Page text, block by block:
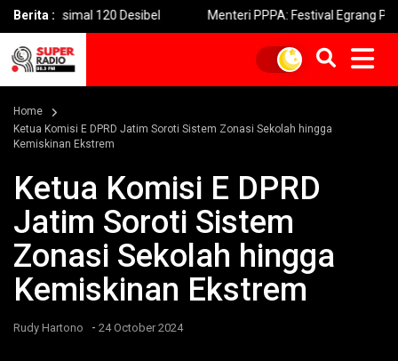
Berita :
120 Desibel Menteri PPPA: Festival Egrang Perkuat
Home
Ketua Komisi E DPRD Jatim Soroti Sistem Zonasi Sekolah hingga
Kemiskinan Ekstrem
Ketua Komisi E DPRD
Jatim Soroti Sistem
Zonasi Sekolah hingga
Kemiskinan Ekstrem
Rudy Hartono - 24 October 2024